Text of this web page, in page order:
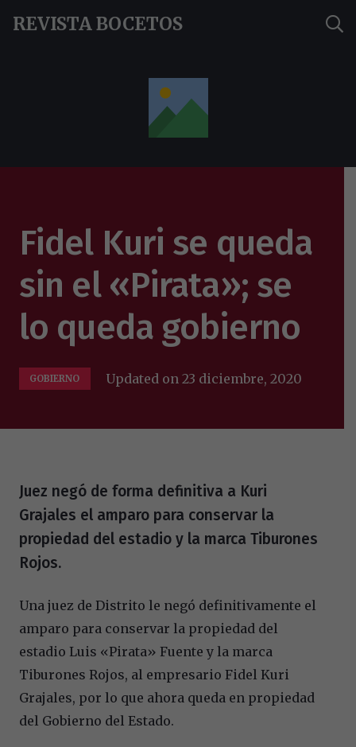
REVISTA BOCETOS
Fidel Kuri se queda
sin el «Pirata»; se
lo queda gobierno
GOBIERNO Updated on23 diciembre, 2020
Juez negó de forma definitiva a Kuri
Grajales el amparo para conservar la
propiedad del estadio y la marca Tiburones
Rojos.
Una juez de Distrito le negó definitivamente el
amparo para conservar la propiedad del
estadio Luis «Pirata» Fuente y la marca
Tiburones Rojos, al empresario Fidel Kuri
Grajales, por lo que ahora queda en propiedad
del Gobierno del Estado.